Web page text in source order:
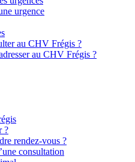
urgence
au CHV Frégis ?
au CHV Frégis ?
?
rendez-vous ?
consultation